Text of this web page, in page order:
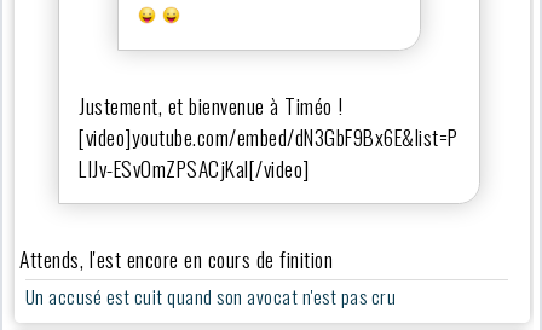
Justement, et bienvenue à Timéo !
[video]youtube.com/embed/dN3GbF9Bx6E&list=P
LIJv-ESv0mZPSACjKal[/video]
Attends, l'est encore en cours de finition
Un accusé est cuit quand son avocat n'est pas cru